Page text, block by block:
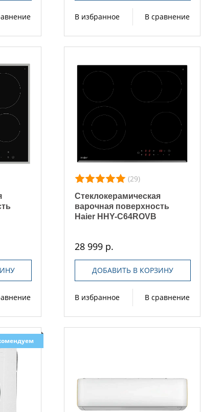
В избранное В сравнение
(29)
Стеклокерамическая
варочная поверхность
Haier HHY-C64ROVB
28 999 р.
ДОБАВИТЬ В КОРЗИНУ
В избранное В сравнение